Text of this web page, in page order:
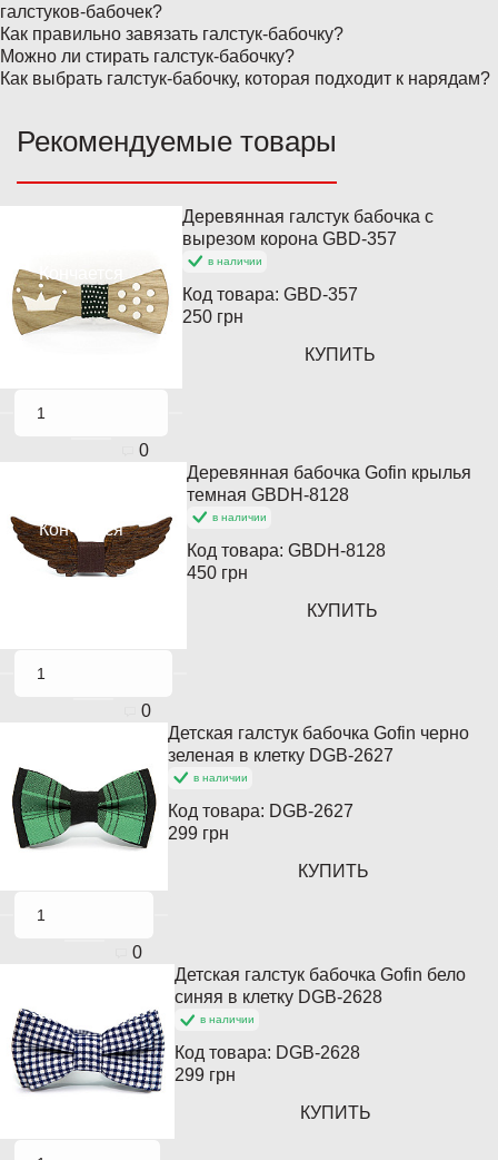
галстуков-бабочек?
Как правильно завязать галстук-бабочку?
Можно ли стирать галстук-бабочку?
Как выбрать галстук-бабочку, которая подходит к нарядам?
Рекомендуемые товары
Кончается
0
Деревянная галстук бабочка с
вырезом корона GBD-357
в наличии
Код товара: GBD-357
250 грн
КУПИТЬ
Кончается
0
Деревянная бабочка Gofin крылья
темная GBDH-8128
в наличии
Код товара:GBDH-8128
450 грн
КУПИТЬ
0
Детская галстук бабочка Gofin черно
зеленая в клетку DGB-2627
в наличии
Код товара: DGB-2627
299 грн
КУПИТЬ
Детская галстук бабочка Gofin бело
синяя в клетку DGB-2628
в наличии
Код товара: DGB-2628
299 грн
КУПИТЬ